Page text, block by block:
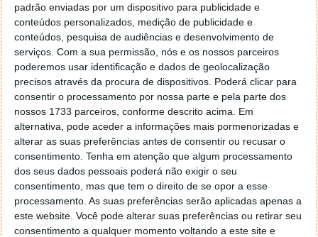
padrão enviadas por um dispositivo para publicidade e
conteúdos personalizados, medição de publicidade e
conteúdos, pesquisa de audiências e desenvolvimento de
serviços. Com a sua permissão, nós e os nossos parceiros
poderemos usar identificação e dados de geolocalização
precisos através da procura de dispositivos. Poderá clicar para
consentir o processamento por nossa parte e pela parte dos
nossos 1733 parceiros, conforme descrito acima. Em
alternativa, pode aceder a informações mais pormenorizadas e
alterar as suas preferências antes de consentir ou recusar o
consentimento. Tenha em atenção que algum processamento
dos seus dados pessoais poderá não exigir o seu
consentimento, mas que tem o direito de se opor a esse
processamento. As suas preferências serão aplicadas apenas a
este website. Você pode alterar suas preferências ou retirar seu
consentimento a qualquer momento voltando a este site e
TOP tecnológico de Junho: As câmaras
de acção que dominam
05 JUL 2016 GADGETS 30 COMENTÁRIOS
Hoje em dia não há quem não queira captar os
melhores momentos da sua vida emvídeo ou
fotografia. Ossmartphones já oferecem, de uma
forma geral, boas características para que tal seja
possível, mas ainda não os levamos para todo o lado.
As grandes aventuras, os mergulhos no mar, as
caminhadas pela serra… estas são actividades onde
o gadget ideal é a câmara de acção.